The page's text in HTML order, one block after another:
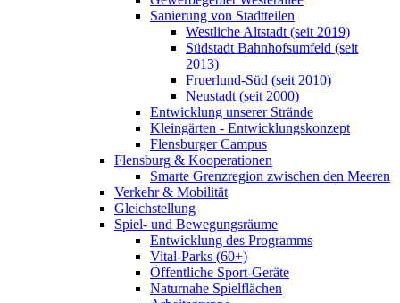
Sanierung von Stadtteilen
Westliche Altstadt (seit 2019)
Südstadt Bahnhofsumfeld (seit
2013)
Fruerlund-Süd (seit 2010)
Neustadt (seit 2000)
Entwicklung unserer Strände
Kleingärten - Entwicklungskonzept
Flensburger Campus
Flensburg & Kooperationen
Smarte Grenzregion zwischen den Meeren
Verkehr & Mobilität
Gleichstellung
Spiel- und Bewegungsräume
Entwicklung des Programms
Vital-Parks (60+)
Öffentliche Sport-Geräte
Naturnahe Spielflächen